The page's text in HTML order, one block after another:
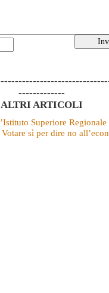
-------------
ALTRI ARTICOLI
Superiore
Votare sì per dire no